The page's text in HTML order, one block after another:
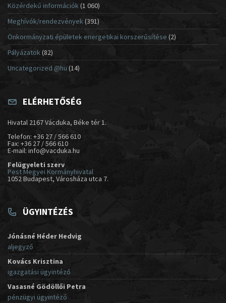
Közérdekű információk(1 060)
Meghívók/rendezvények (391)
Önkormányzati épületek energetikai korszerűsítése (2)
Pályázatok (82)
Uncategorized @hu (14)
ELÉRHETŐSÉG
Hivatal 2167 Vácduka, Béke tér 1.
Telefon: +36 27 / 566 610
Fax: +36 27 / 566 610
E-mail: info@vacduka.hu
Felügyeleti szerv
Pest Megyei Kormányhivatal
1052 Budapest, Városháza utca 7.
ÜGYINTÉZÉS
Jónásné Héder Hedvig
aljegyző
Kovács Krisztina
igazgatási ügyintéző
Vasasné Gödöllői Petra
pénzügyi ügyintéző